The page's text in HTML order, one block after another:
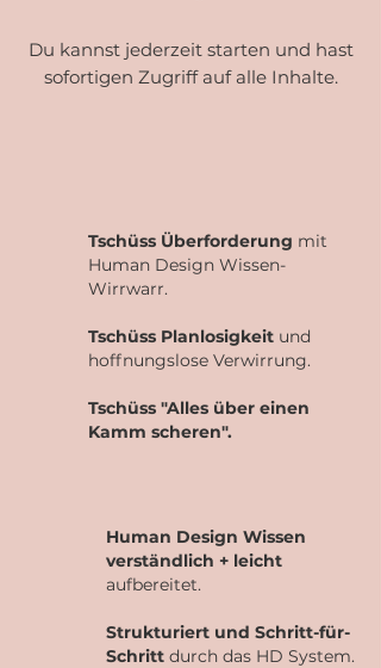
Du kannst jederzeit starten und hast
sofortigen Zugriff auf alle Inhalte.
Tschüss Überforderung mit
Human Design Wissen-
Wirrwarr.
Tschüss Planlosigkeit und
hoffnungslose Verwirrung.
Tschüss "Alles über einen
Kamm scheren".
Human Design Wissen
verständlich + leicht
aufbereitet.
Strukturiert und Schritt-für-
Schritt durch das HD System.